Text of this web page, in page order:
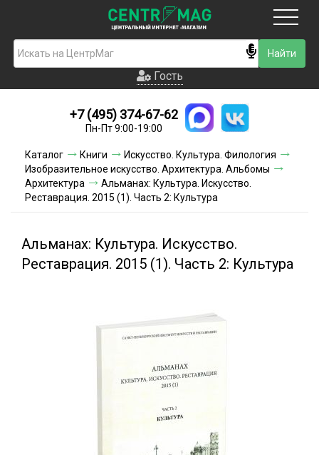
Гость
Новинки
Условия доставки
Условия оплаты
Акции и скидки
Гость
+7 (495) 374-67-62
Пн-Пт 9:00-19:00
Каталог Книги
Искусство. Культура. Филология
Изобразительное искусство. Архитектура. Альбомы
Архитектура
Альманах: Культура. Искусство.
Реставрация. 2015 (1). Часть 2: Культура
Альманах: Культура. Искусство.
Реставрация. 2015 (1). Часть 2: Культура